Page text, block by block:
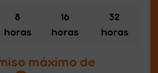
8
horas
16
horas
32
horas
máximo de